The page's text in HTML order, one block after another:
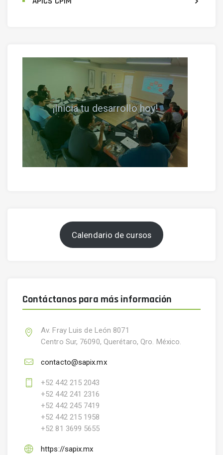
¡Inicia tu desarrollo hoy!
Calendario de cursos
Contáctanos para más información
Av. Fray Luis de León 8071
Centro Sur, 76090, Querétaro, Qro. México.
contacto@sapix.mx
+52 442 215 2043
+52 442 241 2316
+52 442 245 7419
+52 442 215 1958
+52 81 3699 5655
https://sapix.mx